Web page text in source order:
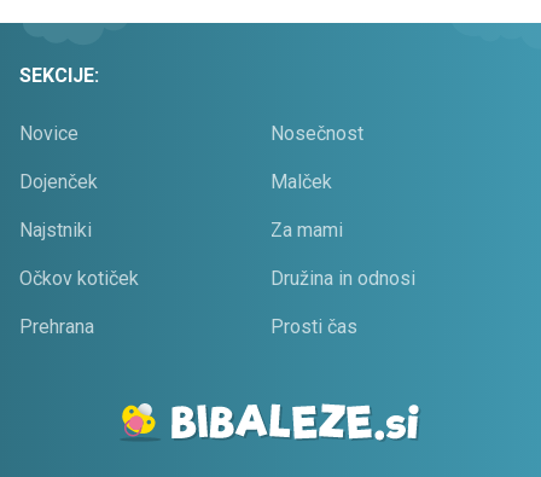
SEKCIJE:
Novice Nosečnost
Dojenček Malček
Najstniki Za mami
Očkov kotiček Družina in odnosi
Prehrana Prosti čas